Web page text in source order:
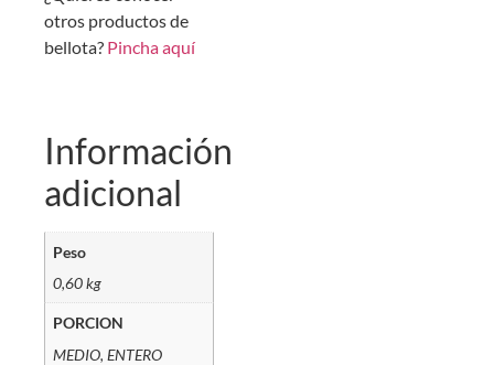
otros productos de
bellota? Pincha aquí
Información
adicional
Peso
0,60 kg
PORCION
MEDIO, ENTERO